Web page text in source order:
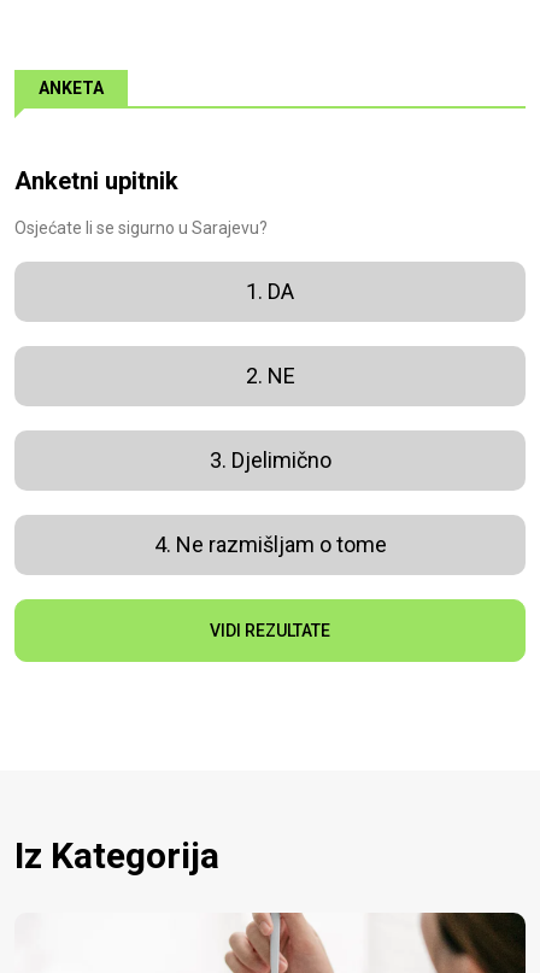
ANKETA
Anketni upitnik
Osjećate li se sigurno u Sarajevu?
1. DA
2. NE
3. Djelimično
4. Ne razmišljam o tome
VIDI REZULTATE
Iz Kategorija